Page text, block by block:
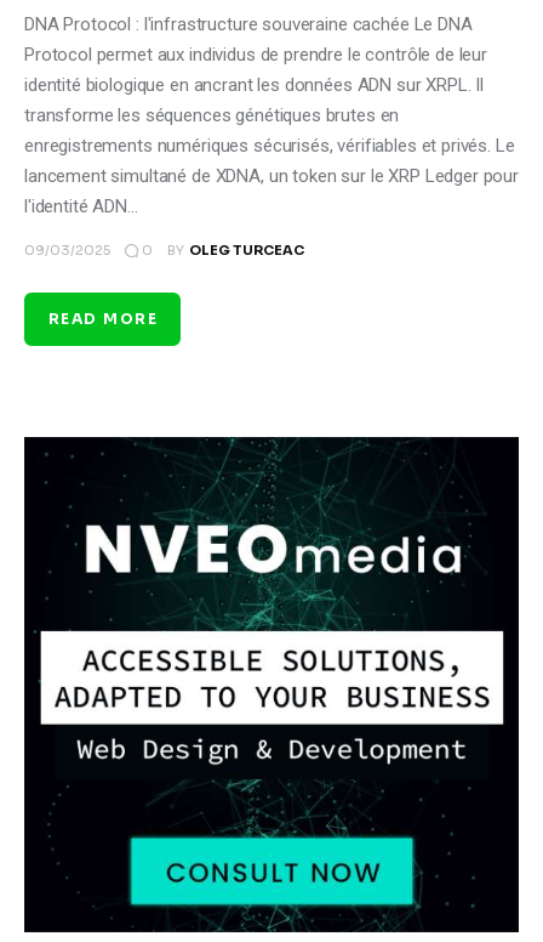
DNA Protocol : l'infrastructure souveraine cachée Le DNA
Protocol permet aux individus de prendre le contrôle de leur
identité biologique en ancrant les données ADN sur XRPL. Il
transforme les séquences génétiques brutes en
enregistrements numériques sécurisés, vérifiables et privés. Le
lancement simultané de XDNA, un token sur le XRP Ledger pour
l'identité ADN…
09/03/2025 0 BY OLEG TURCEAC
READ MORE